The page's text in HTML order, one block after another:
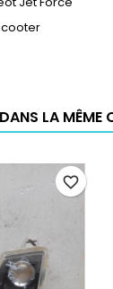
LA MÊME
favorite_border